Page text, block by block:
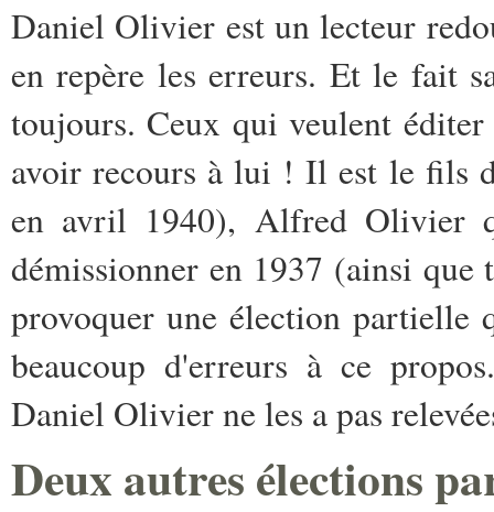
Daniel Olivier est un lecteur
en repère les erreurs. Et le fait
toujours. Ceux qui veulent éditer
avoir recours à lui ! Il est le fils
en avril 1940), Alfred Olivier
démissionner en 1937 (ainsi que
provoquer une élection partielle
beaucoup d'erreurs à ce
Daniel Olivier ne les a pas
Deux autres élections